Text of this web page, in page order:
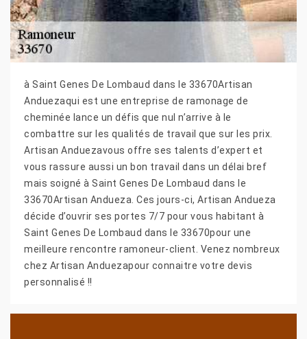
à Saint Genes De Lombaud dans le 33670Artisan
Anduezaqui est une entreprise de ramonage de
cheminée lance un défis que nul n’arrive à le
combattre sur les qualités de travail que sur les prix.
Artisan Anduezavous offre ses talents d’expert et
vous rassure aussi un bon travail dans un délai bref
mais soigné à Saint Genes De Lombaud dans le
33670Artisan Andueza. Ces jours-ci, Artisan Andueza
décide d’ouvrir ses portes 7/7 pour vous habitant à
Saint Genes De Lombaud dans le 33670pour une
meilleure rencontre ramoneur-client. Venez nombreux
chez Artisan Anduezapour connaitre votre devis
personnalisé !!